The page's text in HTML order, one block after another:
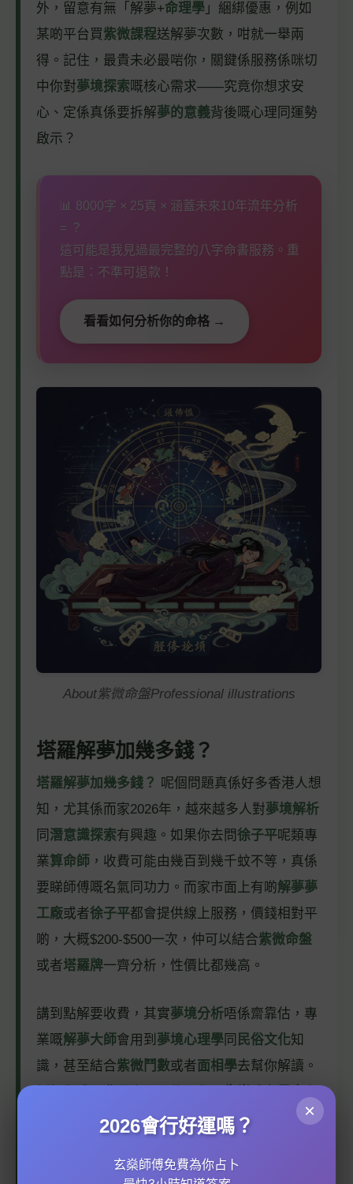
外，留意有無「解夢+命理學 」綑綁優惠，例如
某啲平台買紫微課程送解夢次數，咁就一舉兩
得。記住，最貴未必最啱你，關鍵係服務係咪切
中你對夢境探索嘅核心需求——究竟你想求安
心、定係真係要拆解夢的意義背後嘅心理同運勢
啟示？
📊 8000字 × 25頁 × 涵蓋未來10年流年分析
= ？
這可能是我見過最完整的八字命書服務。重
點是：不準可退款！
看看如何分析你的命格 →
About紫微命盤Professional illustrations
塔羅解夢加幾多錢？
塔羅解夢加幾多錢？ 呢個問題真係好多香港人想
知，尤其係而家2026年，越來越多人對夢境解析
同 潛意識探索有興趣。如果你去問徐子平呢類專
業算命師 ，收費可能由幾百到幾千蚊不等，真係
要睇師傅嘅名氣同功力。而家市面上有啲解夢夢
工廠或者徐子平都會提供線上服務，價錢相對平
啲，大概$200-$500一次，仲可以結合紫微命盤
或者塔羅牌一齊分析，性價比都幾高。
講到點解要收費，其實夢境分析唔係齋靠估，專
業嘅解夢大師會用到 夢境心理學 同 民俗文化知
識，甚至結合紫微鬥數或者面相學去幫你解讀。
關，咁就要深入分析。有啲師傅仲會提供
夢境記
×
2026會行好運嗎？
玄燊師傅免費為你占卜